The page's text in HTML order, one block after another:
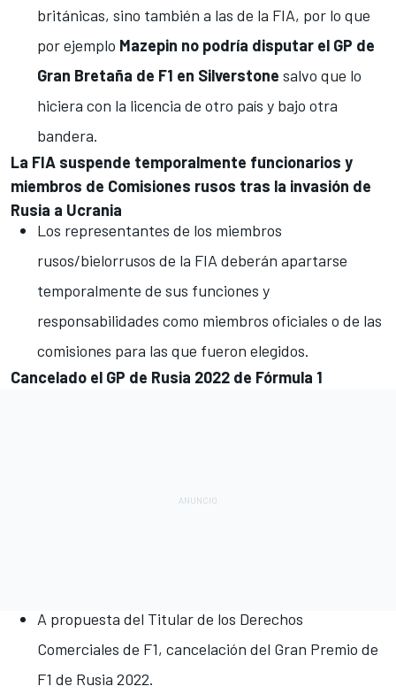
británicas, sino también a las de la FIA, por lo que
por ejemplo Mazepin no podría disputar el GP de
Gran Bretaña de F1 en Silverstone salvo que lo
hiciera con la licencia de otro país y bajo otra
bandera.
La FIA suspende temporalmente funcionarios y
miembros de Comisiones rusos tras la invasión de
Rusia a Ucrania
Los representantes de los miembros
rusos/bielorrusos de la FIA deberán apartarse
temporalmente de sus funciones y
responsabilidades como miembros oficiales o de las
comisiones para las que fueron elegidos.
Cancelado el GP de Rusia 2022 de Fórmula 1
A propuesta del Titular de los Derechos
Comerciales de F1, cancelación del Gran Premio de
F1 de Rusia 2022.